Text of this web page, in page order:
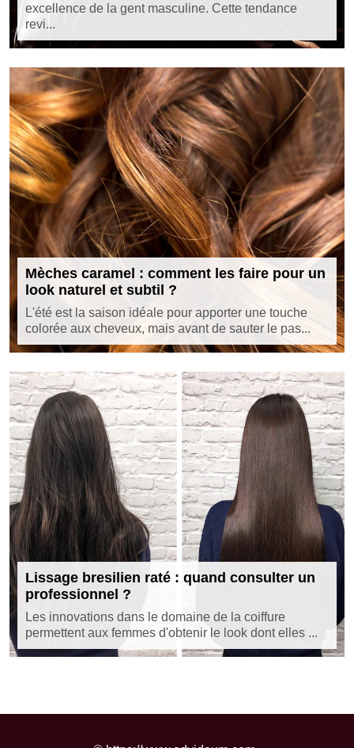
excellence de la gent masculine. Cette tendance
revi...
Mèches caramel : comment les faire pour un
look naturel et subtil ?
L'été est la saison idéale pour apporter une touche
colorée aux cheveux, mais avant de sauter le pas...
Lissage bresilien raté : quand consulter un
professionnel ?
Les innovations dans le domaine de la coiffure
permettent aux femmes d'obtenir le look dont elles ...